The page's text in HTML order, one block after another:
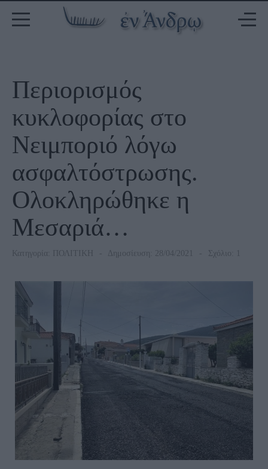
Περιορισμός
κυκλοφορίας στο
Νειμποριό λόγω
ασφαλτόστρωσης.
Ολοκληρώθηκε η
Μεσαριά…
Κατηγορία: ΠΟΛΙΤΙΚΗ Δημοσίευση: 28/04/2021 Σχόλιο: 1